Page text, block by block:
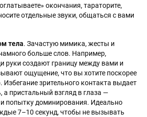
окончания, тараторите,
отдельные звуки, общаться с вами
тела. Зачастую мимика, жесты и
больше слов. Например,
руки создают границу между вами и
ощущение, что вы хотите поскорее
Избегание зрительного контакта выдает
а пристальный взгляд в глаза —
и попытку доминирования. Идеально
7–10 секунд, чтобы не вызывать